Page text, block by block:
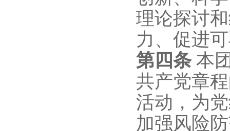
理论探讨
力、促进
第四条 本
共产党章
活动，为
加强风险